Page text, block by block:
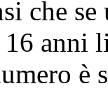
che
anni
è